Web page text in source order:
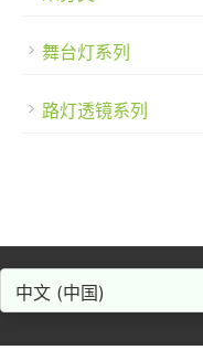
舞台灯系列
路灯透镜系列
Choose